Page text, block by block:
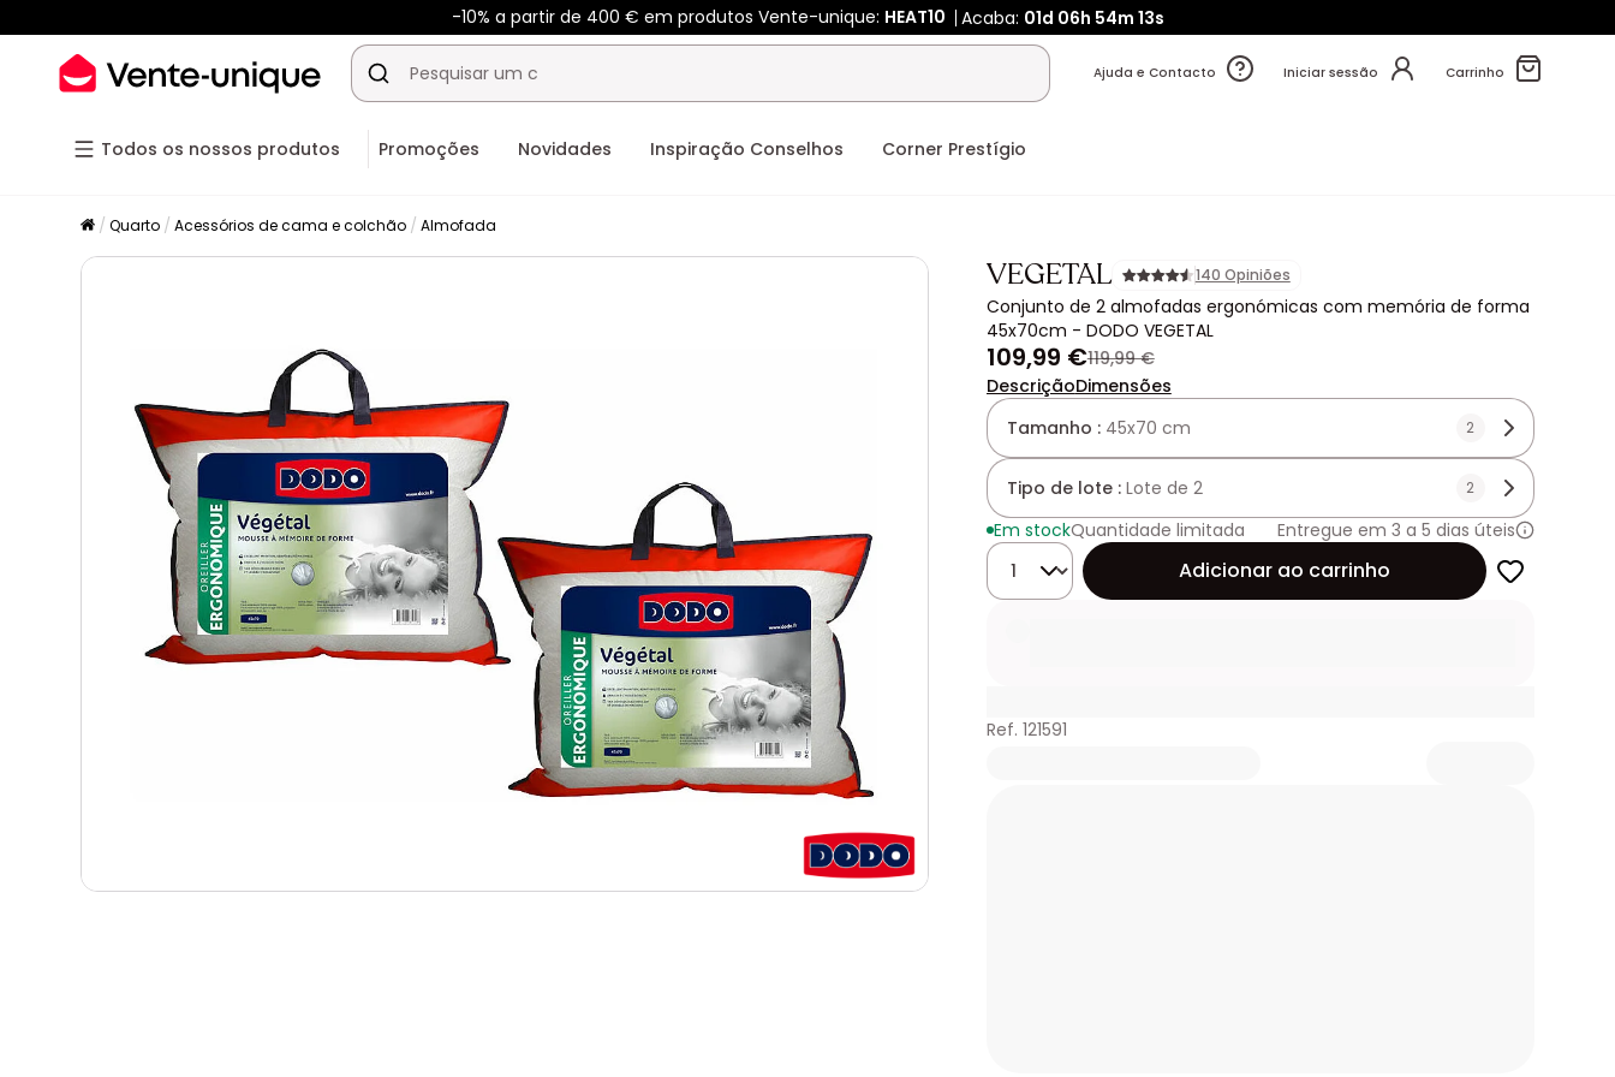
-10% a partir de 400 € em produtos Vente-unique:HEAT10 Acaba:01d 06h 54m 11s
Ajuda e Contacto Iniciar sessão Carrinho
Todos os nossos produtos Promoções Novidades Inspiração Conselhos Corner Prestígio
Quarto Acessórios de cama e colchão Almofada
VEGETAL 140 Opiniões
Conjunto de 2 almofadas ergonómicas com memória de forma
45x70cm - DODO VEGETAL
109,99 €119,99 €
DescriçãoDimensões
Tamanho : 45x70 cm 2
Tipo de lote : Lote de 2 2
Em stockQuantidade limitada
Entregue em 3 a 5 dias úteis
Quantidade
Adicionar ao carrinho
Ref. 121591